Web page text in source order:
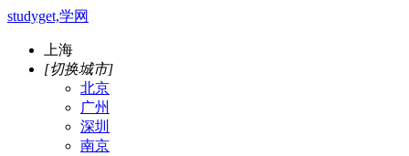
studyget,学网
上海
[切换城市]
北京
广州
深圳
南京